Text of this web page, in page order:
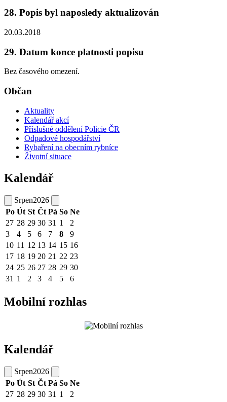
28. Popis byl naposledy aktualizován
20.03.2018
29. Datum konce platnosti popisu
Bez časového omezení.
Občan
Aktuality
Kalendář akcí
Příslušné oddělení Policie ČR
Odpadové hospodářství
Rybaření na obecním rybníce
Životní situace
Kalendář
Srpen2026
Po Út St Čt Pá So Ne
27 28 29 30 31 1
2
3
4 5 6 7 8
9
10 11 12 13 14 15 16
17 18 19 20 21 22 23
24 25 26 27 28 29 30
31 1 2 3 4 5 6
Mobilní rozhlas
Kalendář
Srpen2026
Po Út St Čt Pá So Ne
27 28 29 30 31 1
2